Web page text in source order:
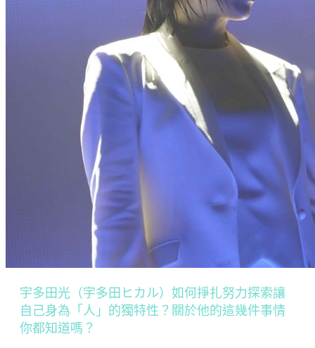
宇多田光（宇多田ヒカル）如何掙扎努力探索讓
自己身為「人」的獨特性？關於他的這幾件事情
你都知道嗎？